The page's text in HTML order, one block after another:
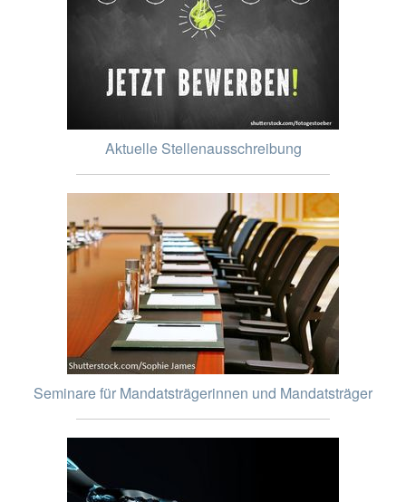
Aktuelle Stellenausschreibung
Seminare für Mandatsträgerinnen und Mandatsträger